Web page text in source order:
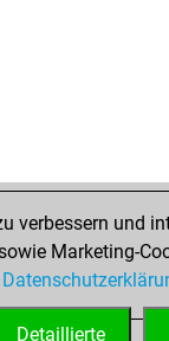
verbessern und
Marketing-
Detaillierte